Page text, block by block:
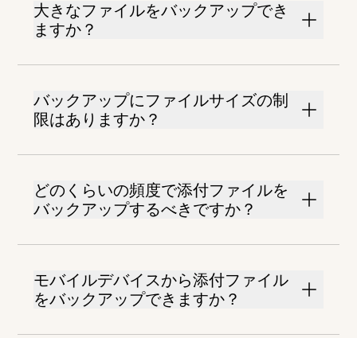
大きなファイルをバックアップでき
ますか？
バックアップにファイルサイズの制
限はありますか？
どのくらいの頻度で添付ファイルを
バックアップするべきですか？
モバイルデバイスから添付ファイル
をバックアップできますか？